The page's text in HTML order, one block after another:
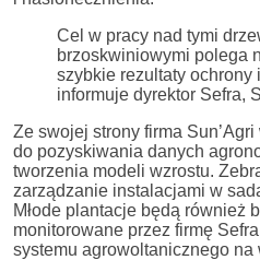
Cel w pracy nad tymi
brzoskwiniowymi polega
szybkie rezultaty
informuje dyrektor Sefra,
Ze swojej strony firma
do pozyskiwania danych
tworzenia modeli wzrostu.
zarządzanie instalacjami w
Młode plantacje będą również
monitorowane przez firmę
systemu agrowoltanicznego na